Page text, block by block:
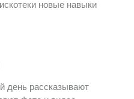
новые навыки
день рассказывают